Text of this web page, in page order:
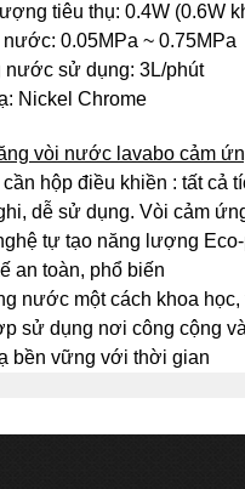
tiêu thụ: 0.4W (0.6W
0.05MPa ~ 0.75MPa
nước sử dụng: 3L/phút
Nickel Chrome
vòi nước lavabo cảm
cần hộp điều khiền : tất cả
dễ sử dụng. Vòi cảm
tự tạo năng lượng
an toàn, phổ biến
nước một cách khoa
sử dụng nơi công cộng
bền vững với thời gian